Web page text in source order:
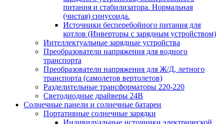
питания и стабилизатора. Нормальная
(чистая) синусоида.
Источники бесперебойного питания для
котлов (Инверторы с зарядным устройством)
Интеллектуальные зарядные устройства
Преобразователи напряжения для водного
транспорта
Преобразователи напряжения для Ж/Д, летного
транспорта (самолетов вертолетов)
Разделительные трансформаторы 220-220
Светодиодные драйверы 24В
Солнечные панели и солнечные батареи
Портативные солнечные зарядки
Индивидуальные источники электрической